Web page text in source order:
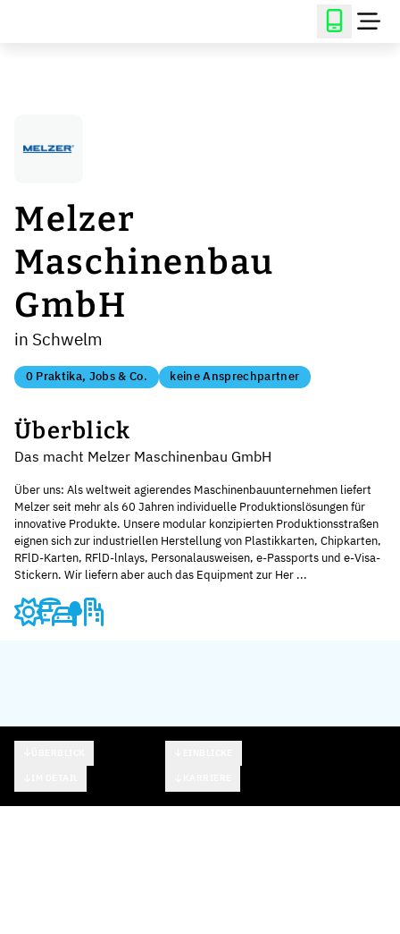
Melzer
Maschinenbau
GmbH
in Schwelm
0 Praktika, Jobs & Co. keine Ansprechpartner
Überblick
Das macht Melzer Maschinenbau GmbH
Über uns: Als weltweit agierendes Maschinenbauunternehmen liefert
Melzer seit mehr als 60 Jahren individuelle Produktionslösungen für
innovative Produkte. Unsere modular konzipierten Produktionsstraßen
eignen sich zur industriellen Herstellung von Plastikkarten, Chipkarten,
RFlD-Karten, RFlD-lnlays, Personalausweisen, e-Passports und e-Visa-
Stickern. Wir liefern aber auch das Equipment zur Her ...